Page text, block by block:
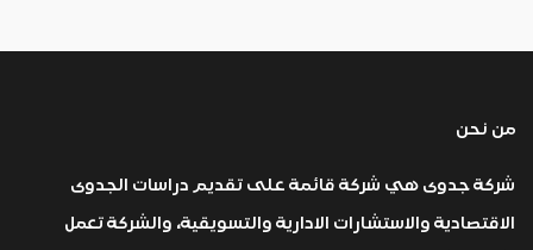
من نحن
شركة جدوى هي شركة قائمة على تقديم دراسات الجدوى
الاقتصادية والاستشارات الادارية والتسويقية، والشركة تعمل